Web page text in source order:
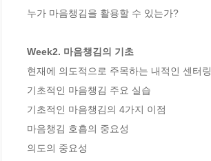
누가 마음챙김을 활용할 수 있는가?
Week2. 마음챙김의 기초
현재에 의도적으로 주목하는 내적인 센터링
기초적인 마음챙김 주요 실습
기초적인 마음챙김의 4가지 이점
마음챙김 호흡의 중요성
의도의 중요성